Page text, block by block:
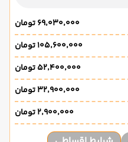
۶۹٬۰۳۰٬۰۰۰ تومان
۱۰۵٬۶۰۰٬۰۰۰ تومان
۵۲٬۴۰۰٬۰۰۰ تومان
۳۲٬۹۰۰٬۰۰۰ تومان
۲٬۹۰۰٬۰۰۰ تومان